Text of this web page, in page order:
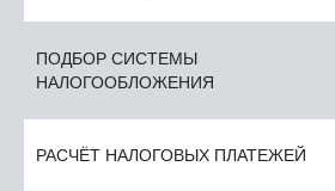
ПОДБОР СИСТЕМЫ
НАЛОГООБЛОЖЕНИЯ
РАСЧЁТ НАЛОГОВЫХ ПЛАТЕЖЕЙ